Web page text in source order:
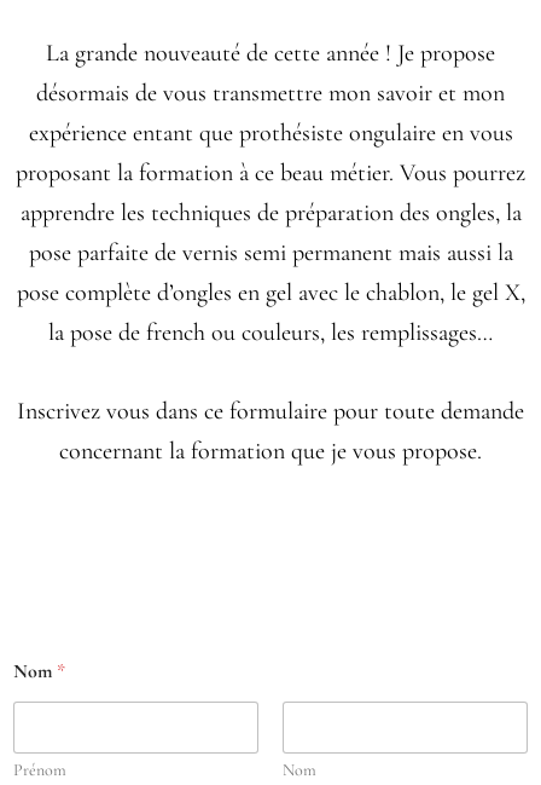
La grande nouveauté de cette année ! Je propose
désormais de vous transmettre mon savoir et mon
expérience entant que prothésiste ongulaire en vous
proposant la formation à ce beau métier. Vous pourrez
apprendre les techniques de préparation des ongles, la
pose parfaite de vernis semi permanent mais aussi la
pose complète d’ongles en gel avec le chablon, le gel X,
la pose de french ou couleurs, les remplissages…
Inscrivez vous dans ce formulaire pour toute demande
concernant la formation que je vous propose.
Nom *
Prénom Nom